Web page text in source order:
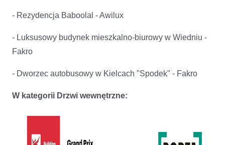
- Rezydencja Baboolal - Awilux
- Luksusowy budynek mieszkalno-biurowy w Wiedniu -
Fakro
- Dworzec autobusowy w Kielcach "Spodek" - Fakro
W kategorii Drzwi wewnętrzne: